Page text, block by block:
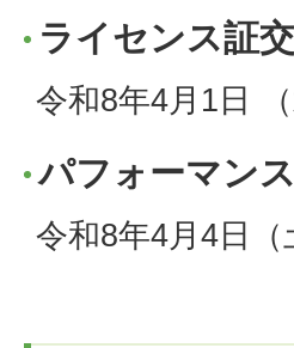
ライセンス証
令和8年4月1日 （
パフォーマン
令和8年4月4日（